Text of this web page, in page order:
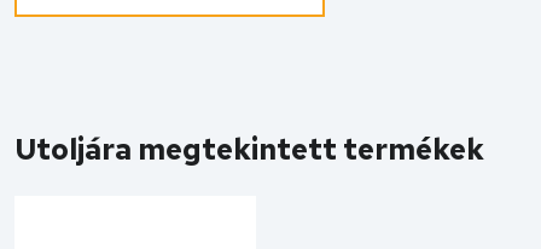
Utoljára megtekintett termékek